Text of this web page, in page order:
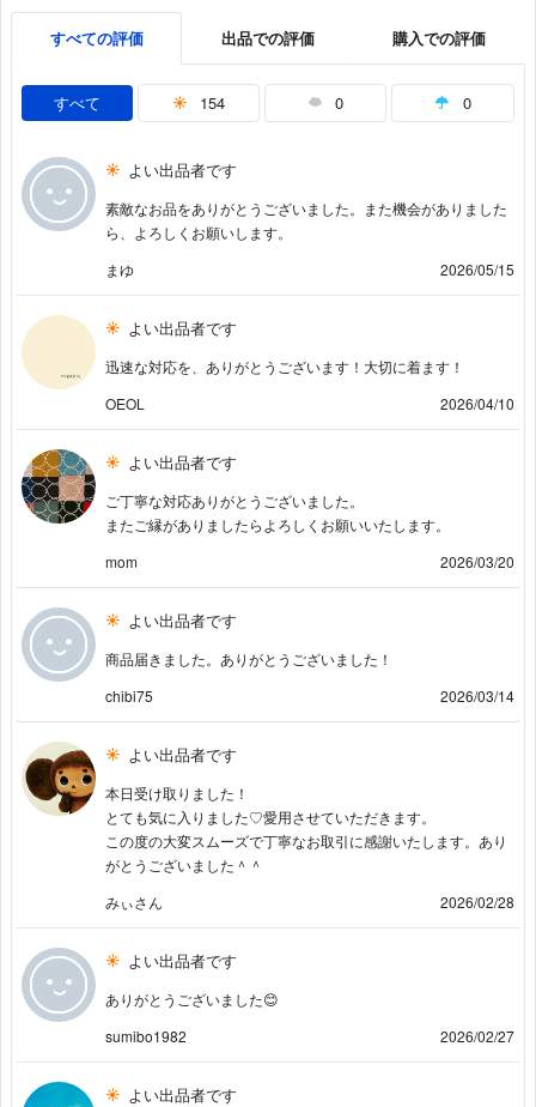
すべての評価 出品での評価 購入での評価
すべて 154 0 0
よい出品者です
素敵なお品をありがとうございました。また機会がありました
ら、よろしくお願いします。
まゆ
2026/05/15
よい出品者です
迅速な対応を、ありがとうございます！大切に着ます！
OEOL
2026/04/10
よい出品者です
ご丁寧な対応ありがとうございました。
またご縁がありましたらよろしくお願いいたします。
mom
2026/03/20
よい出品者です
商品届きました。ありがとうございました！
chibi75
2026/03/14
よい出品者です
本日受け取りました！
とても気に入りました♡愛用させていただきます。
この度の大変スムーズで丁寧なお取引に感謝いたします。あり
がとうございました＾＾
みぃさん
2026/02/28
よい出品者です
ありがとうございました😊
sumibo1982
2026/02/27
よい出品者です